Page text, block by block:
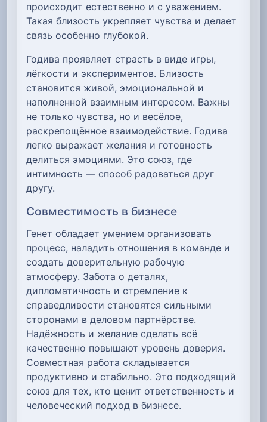
происходит естественно и с уважением.
Такая близость укрепляет чувства и делает
связь особенно глубокой.
Годива проявляет страсть в виде игры,
лёгкости и экспериментов. Близость
становится живой, эмоциональной и
наполненной взаимным интересом. Важны
не только чувства, но и весёлое,
раскрепощённое взаимодействие. Годива
легко выражает желания и готовность
делиться эмоциями. Это союз, где
интимность — способ радоваться друг
другу.
Совместимость в бизнесе
Генет обладает умением организовать
процесс, наладить отношения в команде и
создать доверительную рабочую
атмосферу. Забота о деталях,
дипломатичность и стремление к
справедливости становятся сильными
сторонами в деловом партнёрстве.
Надёжность и желание сделать всё
качественно повышают уровень доверия.
Совместная работа складывается
продуктивно и стабильно. Это подходящий
союз для тех, кто ценит ответственность и
человеческий подход в бизнесе.